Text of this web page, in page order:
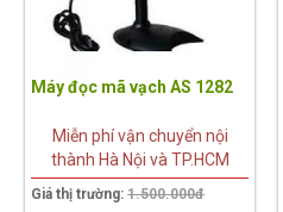
Máy đọc mã vạch AS 1282
Miễn phí vận chuyển nội
thành Hà Nội và TP.HCM
Giá thị trường:1.500.000đ